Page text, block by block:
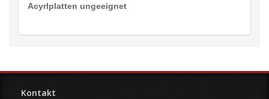
Acyrlplatten ungeeignet
Kontakt